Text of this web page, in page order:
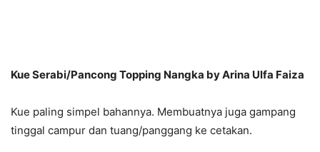
Kue Serabi/Pancong Topping Nangka by Arina Ulfa Faiza
Kue paling simpel bahannya. Membuatnya juga gampang
tinggal campur dan tuang/panggang ke cetakan.